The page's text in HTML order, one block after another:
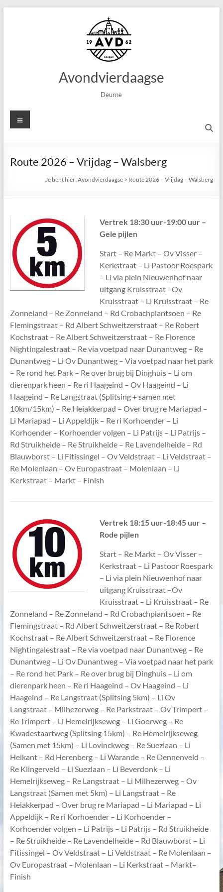
Avondvierdaagse
Deurne
Menu
Route 2026 – Vrijdag – Walsberg
Je bent hier:Avondvierdaagse > Route 2026 – Vrijdag – Walsberg
Vertrek 18:30 uur-19:00 uur –
Gele pijlen
Start – Re Markt – Ov Visser –
Kerkstraat – Li Pastoor Roespark
– Li via plein Nieuwenhof naar
uitgang Kruisstraat –Ov
Kruisstraat – Li Kruisstraat – Re
Zonneland – Re Zonneland – Rd Crobachplantsoen – Re
Flemingstraat – Rd Albert Schweitzerstraat – Re Robert
Kochstraat – Re Albert Schweitzerstraat – Re Florence
Nightingalestraat – Re via voetpad naar Dunantweg – Re
Dunantweg – Li Ov Dunantweg – Via voetpad naar het park
– Re rond het Park – Re over brug bij Dinghuis – Li om
dierenpark heen – Re ri Haageind – Ov Haageind – Li
Haageind – Re Langstraat (Splitsing + samen met
10km/15km) – Re Heiakkerpad – Over brug re Mariapad –
Li Mariapad – Li Appeldijk – Re ri Korhoender – Li
Korhoender – Korhoender volgen – Li Patrijs – Li Patrijs –
Rd Struikheide – Re Struikheide – Re Lavendelheide – Rd
Blauwborst – Li Fitissingel – Ov Veldstraat – Li Veldstraat –
Re Molenlaan – Ov Europastraat – Molenlaan – Li
Kerkstraat – Markt – Finish
Vertrek 18:15 uur-18:45 uur –
Rode pijlen
Start – Re Markt – Ov Visser –
Kerkstraat – Li Pastoor Roespark
– Li via plein Nieuwenhof naar
uitgang Kruisstraat –Ov
Kruisstraat – Li Kruisstraat – Re
Zonneland – Re Zonneland – Rd Crobachplantsoen – Re
Flemingstraat – Rd Albert Schweitzerstraat – Re Robert
Kochstraat – Re Albert Schweitzerstraat – Re Florence
Nightingalestraat – Re via voetpad naar Dunantweg – Re
Dunantweg – Li Ov Dunantweg – Via voetpad naar het park
– Re rond het Park – Re over brug bij Dinghuis – Li om
dierenpark heen – Re ri Haageind – Ov Haageind – Li
Haageind – Re Langstraat (Splitsing 5km) – Li Ov
Langstraat – Milhezerweg – Re Parkstraat – Ov Trimpert –
Re Trimpert – Li Hemelrijkseweg – Li Goorweg – Re
Kwadestaartweg (Splitsing 15km) – Re Hemelrijkseweg
(Samen met 15km) – Li Lovinckweg – Re Suezlaan – Li
Heikant – Rd Herenberg – Li Warande – Re Dennenveld –
Re Klingerveld – Li Suezlaan – Li Beverdonk – Li
Hemelrijkseweg – Re Langstraat – Li Milhezerweg – Ov
Langstraat (Samen met 5km) – Li Langstraat – Re
Heiakkerpad – Over brug re Mariapad – Li Mariapad – Li
Appeldijk – Re ri Korhoender – Li Korhoender –
Korhoender volgen – Li Patrijs – Li Patrijs – Rd Struikheide
– Re Struikheide – Re Lavendelheide – Rd Blauwborst – Li
Fitissingel – Ov Veldstraat – Li Veldstraat – Re Molenlaan –
Ov Europastraat – Molenlaan – Li Kerkstraat – Markt–
Finish